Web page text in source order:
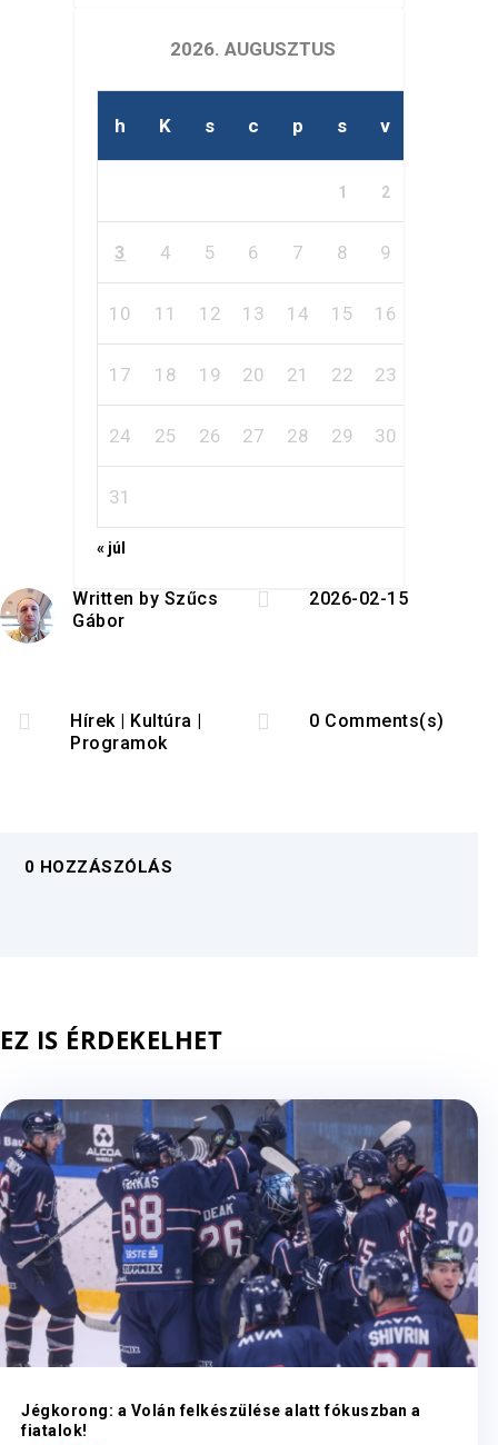
2026. AUGUSZTUS
h K s c p s v
1 2
3 4 5 6 7 8 9
10 11 12 13 14 15 16
17 18 19 20 21 22 23
24 25 26 27 28 29 30
31
« júl
Written by Szűcs
Gábor
 2026-02-15
 Hírek| Kultúra |
Programok
 0 Comments(s)
0 HOZZÁSZÓLÁS
EZ IS ÉRDEKELHET
Jégkorong: a Volán felkészülése alatt fókuszban a
fiatalok!